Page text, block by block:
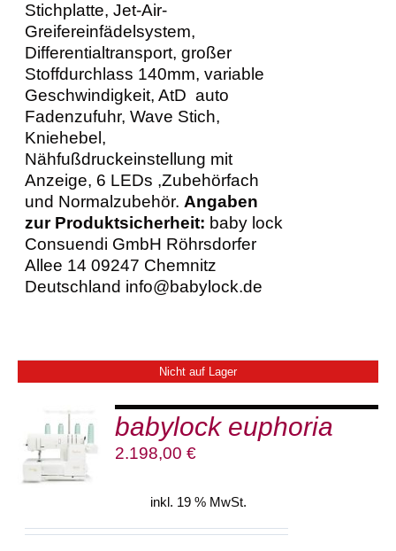
Stichplatte, Jet-Air-
Greifereinfädelsystem,
Differentialtransport, großer
Stoffdurchlass 140mm, variable
Geschwindigkeit, AtD auto
Fadenzufuhr, Wave Stich,
Kniehebel,
Nähfußdruckeinstellung mit
Anzeige, 6 LEDs ,Zubehörfach
und Normalzubehör.Angaben
zur Produktsicherheit: baby lock
Consuendi GmbH Röhrsdorfer
Allee 14 09247 Chemnitz
Deutschland info@babylock.de
Nicht auf Lager
DETAILS
babylock euphoria
2.198,00€
inkl. 19 % MwSt.